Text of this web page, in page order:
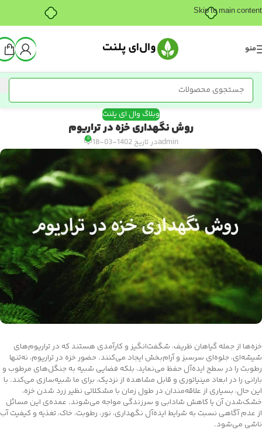
خرید قسطی با ترب‌پیSkip to main content
منو
وبلاگ وال ای پلنت
روش نگهداری خزه در تراریوم
adminدر تاریخ 1402-03-18 0
خزه‌ها از جمله گیاهان ظریف، شگفت‌انگیز و کارآمدی هستند که در تراریوم‌های
شیشه‌ای، جلوه‌ای سرسبز و آرام‌بخش ایجاد می‌کنند. حضور خزه در تراریوم، نه‌تنها
رطوبت را در سطح ایده‌آل حفظ می‌نماید، بلکه فضایی شبیه به جنگل‌های مرطوب و
بارانی را در ابعاد مینیاتوری و قابل مشاهده از نزدیک، برای ما شبیه‌سازی می‌کند. با
این حال، بسیاری از علاقه‌مندان در طول زمان با مشکلاتی نظیر زرد شدن خزه،
خشک‌شدن آن یا کاهش شادابی و سرزندگی مواجه می‌شوند. عمده‌ی این مسائل
از عدم آگاهی نسبت به شرایط ایده‌آل نگهداری، نور، رطوبت، خاک، تغذیه و کیفیت آب
ناشی می‌شود.